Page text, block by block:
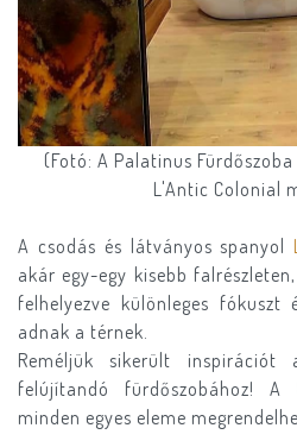
(Fotó: A Palatinus
L'Antic Colonial
A csodás és látványos spanyol
akár egy-egy kisebb
felhelyezve különleges fókuszt
adnak a térnek.
Reméljük sikerült inspirációt
felújítandó fürdőszobához! A
minden egyes eleme